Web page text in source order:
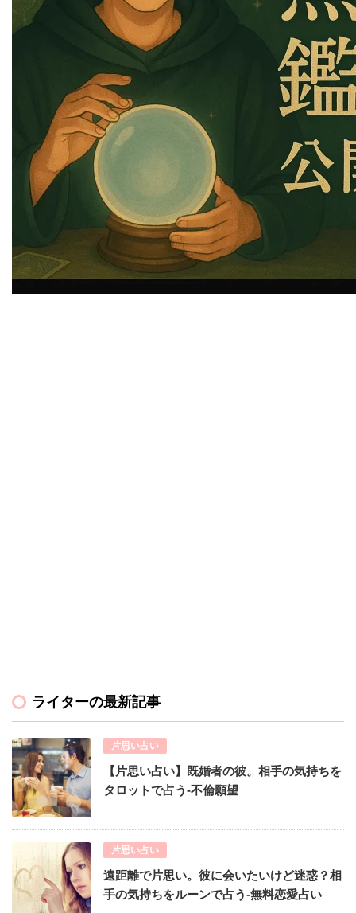
ライターの最新記事
片思い占い
【片思い占い】既婚者の彼。相手の気持ちを
タロットで占う-不倫願望
片思い占い
遠距離で片思い。彼に会いたいけど迷惑？相
手の気持ちをルーンで占う-無料恋愛占い